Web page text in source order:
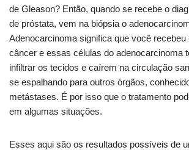
de Gleason? Então, quando se recebe o
de próstata, vem na biópsia o
Adenocarcinoma significa que você recebeu
câncer e essas células do adenocarcinoma
infiltrar os tecidos e caírem na circulação
se espalhando para outros órgãos,
metástases. É por isso que o tratamento
em algumas situações.
Esses aqui são os resultados possíveis de